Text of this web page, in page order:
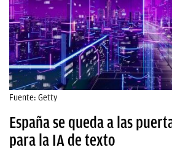
Fuente: Getty
España se queda a las
para la IA de texto